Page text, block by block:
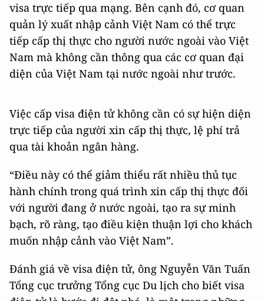
visa trực tiếp qua mạng. Bên cạnh đó, cơ quan
quản lý xuất nhập cảnh Việt Nam có thể trực
tiếp cấp thị thực cho người nước ngoài vào Việt
Nam mà không cần thông qua các cơ quan đại
diện của Việt Nam tại nước ngoài như trước.
Việc cấp visa điện tử không cần có sự hiện diện
trực tiếp của người xin cấp thị thực, lệ phí trả
qua tài khoản ngân hàng.
“Điều này có thể giảm thiểu rất nhiều thủ tục
hành chính trong quá trình xin cấp thị thực đối
với người đang ở nước ngoài, tạo ra sự minh
bạch, rõ ràng, tạo điều kiện thuận lợi cho khách
muốn nhập cảnh vào Việt Nam”.
Đánh giá về visa điện tử, ông Nguyễn Văn Tuấn
Tổng cục trưởng Tổng cục Du lịch cho biết visa